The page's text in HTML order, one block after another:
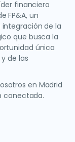
financiero
FP&A, un
de la
que busca la
única
de las
en Madrid
conectada.